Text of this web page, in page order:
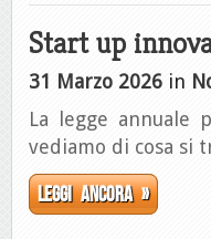
Start up
31 Marzo 2026 in
La legge annuale
vediamo di cosa si
Leggi ancora »